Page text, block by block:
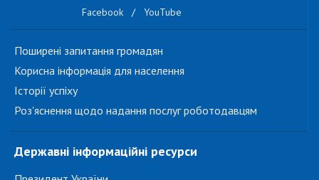
Facebook / YouTube
Поширені запитання громадян
Корисна інформація для населення
Історії успіху
Роз'яснення щодо надання послуг роботодавцям
Державні інформаційні ресурси